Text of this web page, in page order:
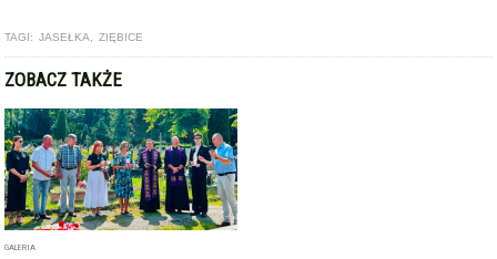
TAGI: JASEŁKA ZIĘBICE
ZOBACZ TAKŻE
GALERIA